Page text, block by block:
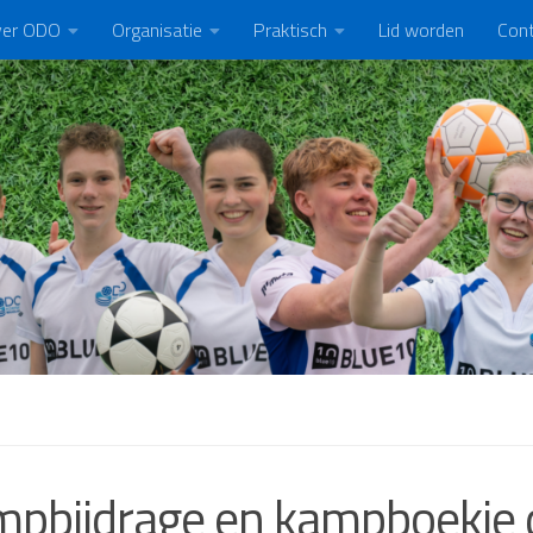
ODO Organisatie Praktisch Lid worden
en kampboekje